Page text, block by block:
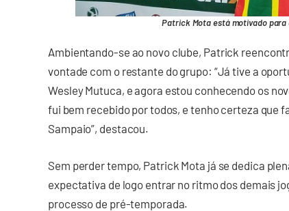
Patrick Mota está motivado para
Ambientando-se ao novo clube, Patrick
vontade com o restante do grupo: “Já tive a
Wesley Mutuca, e agora estou conhecendo os
fui bem recebido por todos, e tenho certeza que
Sampaio”, destacou.
Sem perder tempo, Patrick Mota já se dedica
expectativa de logo entrar no ritmo dos demais
processo de pré-temporada.